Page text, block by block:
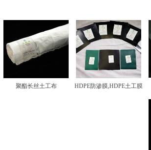
聚酯长丝土工布 HDPE防渗膜,HDPE土工膜